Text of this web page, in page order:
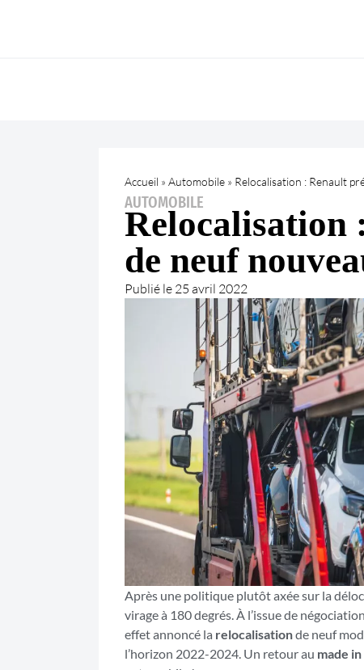
Accueil » Automobile » Relocalisation : Renault
AUTOMOBILE
Relocalisation
de neuf
Publié le 25 avril 2022
Après une politique plutôt axée sur la
virage à 180 degrés. À l’issue de
effet annoncé la relocalisationde neuf
l’horizon 2022-2024. Un retour au made